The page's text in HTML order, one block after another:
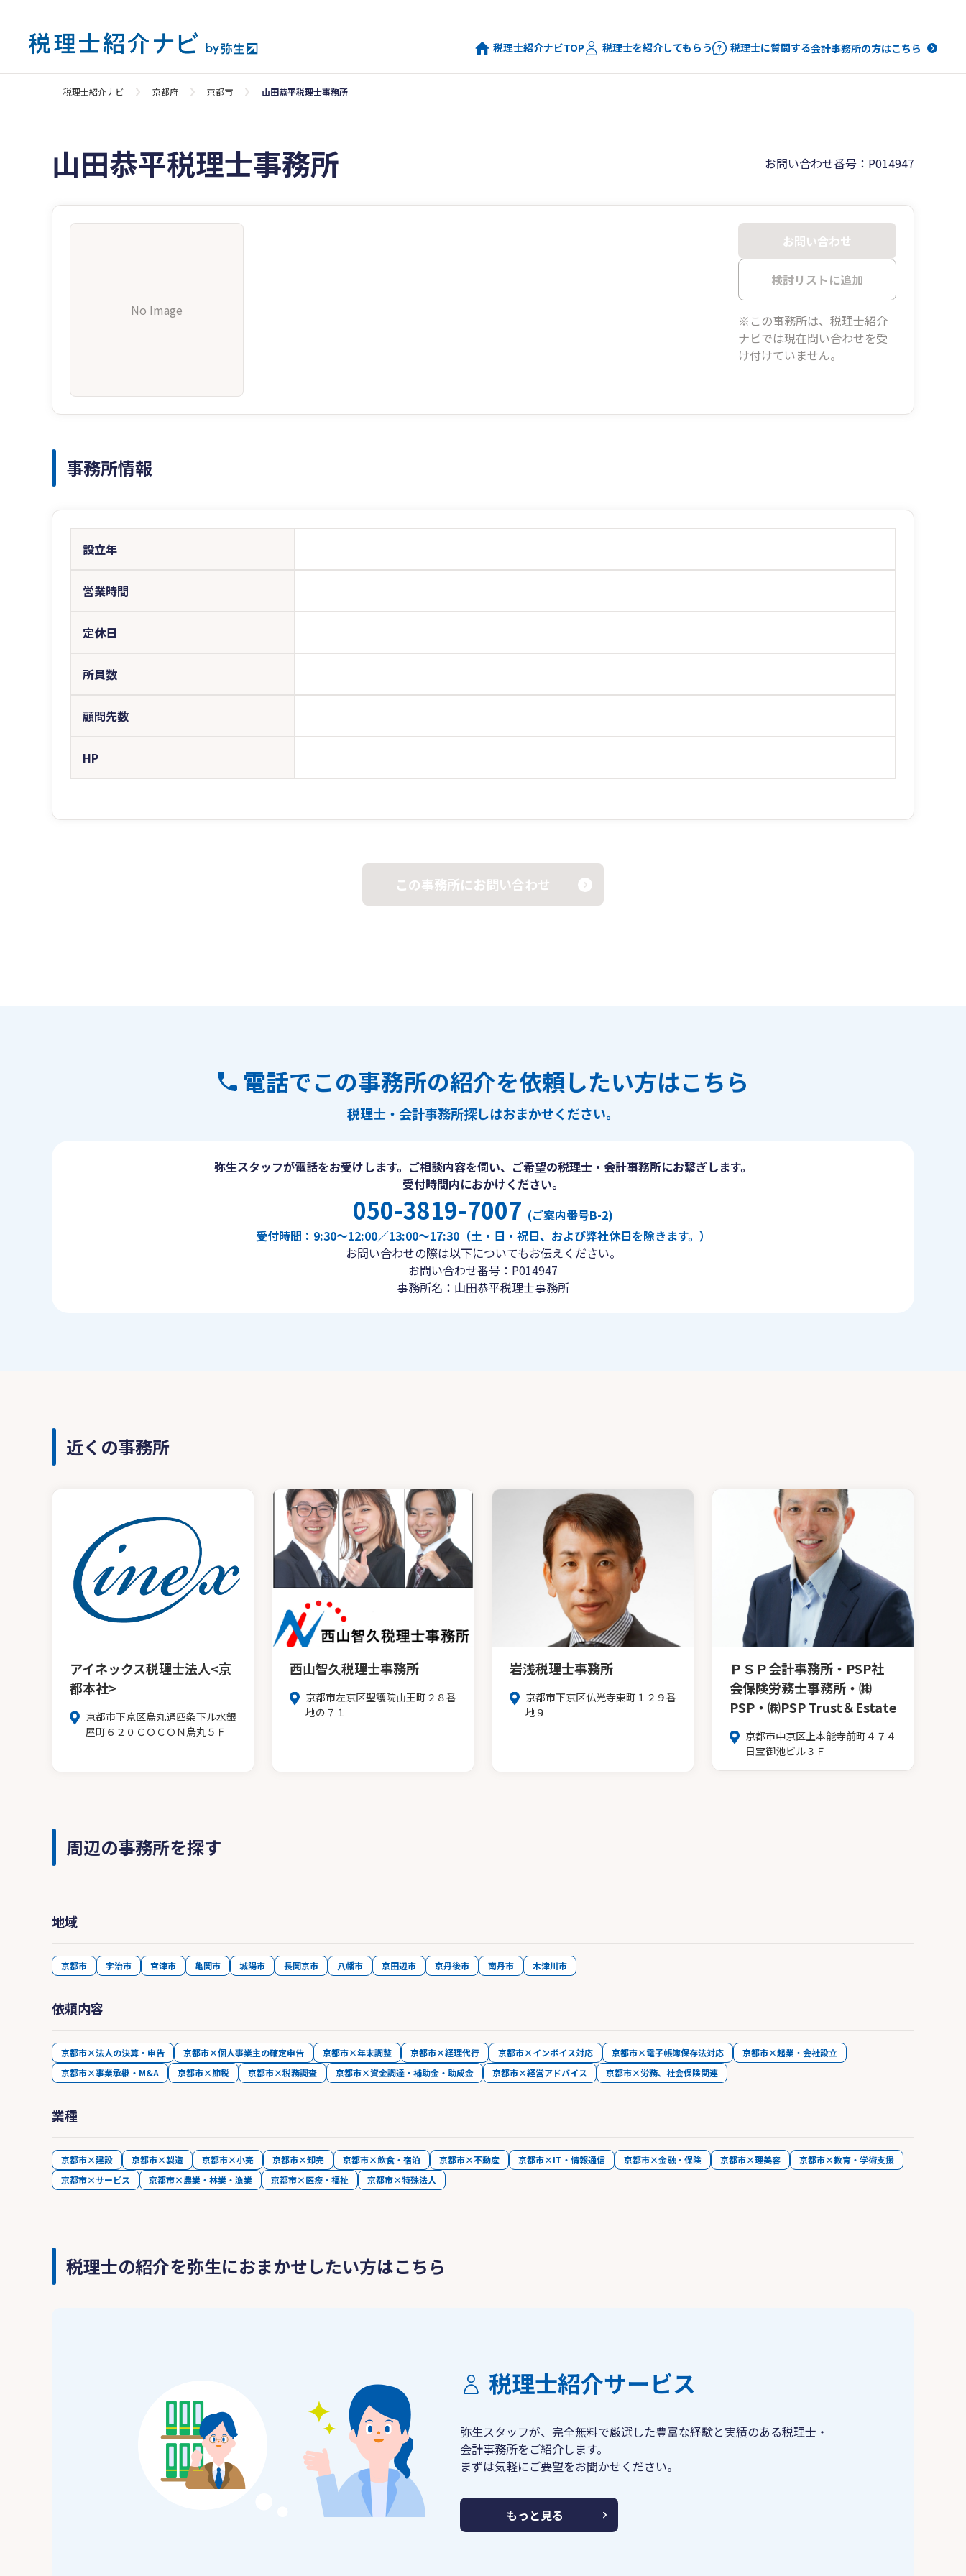
税理士紹介ナビTOP 税理士を紹介してもらう 税理士に質問する会計事務所の方はこちら
税理士紹介ナビ 京都府 京都市 山田恭平税理士事務所
山田恭平税理士事務所 お問い合わせ番号：P014947
No Image
お問い合わせ
検討リストに追加
※この事務所は、税理士紹介
ナビでは現在問い合わせを受
け付けていません。
事務所情報
設立年
営業時間
定休日
所員数
顧問先数
HP
この事務所にお問い合わせ
電話でこの事務所の紹介を依頼したい方はこちら
税理士・会計事務所探しはおまかせください。
弥生スタッフが電話をお受けします。ご相談内容を伺い、ご希望の税理士・会計事務所にお繋ぎします。
受付時間内におかけください。
050-3819-7007 (ご案内番号B-2)
受付時間：9:30〜12:00／13:00〜17:30（土・日・祝日、および弊社休日を除きます。）
お問い合わせの際は以下についてもお伝えください。
お問い合わせ番号：P014947
事務所名：山田恭平税理士事務所
近くの事務所
アイネックス税理士法人<京
都本社>
京都市下京区烏丸通四条下ル水銀
屋町６２０ＣＯＣＯＮ烏丸５Ｆ
西山智久税理士事務所
京都市左京区聖護院山王町２８番
地の７１
岩浅税理士事務所
京都市下京区仏光寺東町１２９番
地９
ＰＳＰ会計事務所・PSP社
会保険労務士事務所・㈱
PSP・㈱PSP Trust＆Estate
京都市中京区上本能寺前町４７４
日宝御池ビル３Ｆ
周辺の事務所を探す
地域
京都市 宇治市 宮津市 亀岡市 城陽市 長岡京市 八幡市 京田辺市 京丹後市 南丹市 木津川市
依頼内容
京都市×法人の決算・申告 京都市×個人事業主の確定申告 京都市×年末調整 京都市×経理代行 京都市×インボイス対応 京都市×電子帳簿保存法対応
京都市×起業・会社設立
京都市×事業承継・M&A
京都市×節税 京都市×税務調査 京都市×資金調達・補助金・助成金 京都市×経営アドバイス 京都市×労務、社会保険関連
業種
京都市×建設 京都市×製造 京都市×小売 京都市×卸売 京都市×飲食・宿泊 京都市×不動産 京都市×IT・情報通信 京都市×金融・保険 京都市×理美容
京都市×教育・学術支援
京都市×サービス
京都市×農業・林業・漁業 京都市×医療・福祉 京都市×特殊法人
税理士の紹介を弥生におまかせしたい方はこちら
税理士紹介サービス
弥生スタッフが、完全無料で厳選した豊富な経験と実績のある税理士・
会計事務所をご紹介します。
まずは気軽にご要望をお聞かせください。
もっと見る